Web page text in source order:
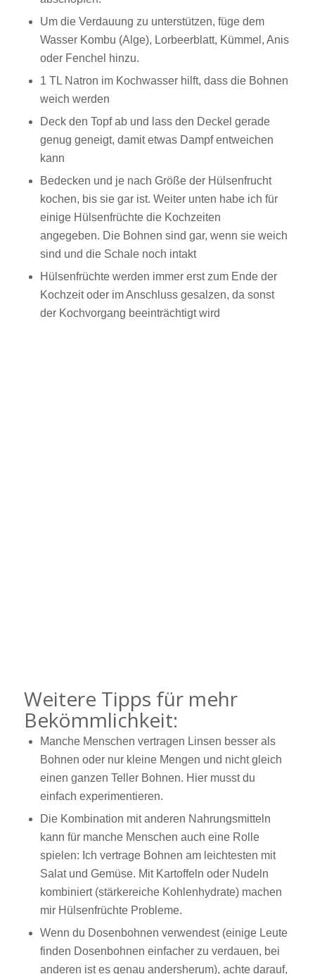
Um die Verdauung zu unterstützen, füge dem
Wasser Kombu (Alge), Lorbeerblatt, Kümmel, Anis
oder Fenchel hinzu.
1 TL Natron im Kochwasser hilft, dass die Bohnen
weich werden
Deck den Topf ab und lass den Deckel gerade
genug geneigt, damit etwas Dampf entweichen
kann
Bedecken und je nach Größe der Hülsenfrucht
kochen, bis sie gar ist. Weiter unten habe ich für
einige Hülsenfrüchte die Kochzeiten
angegeben. Die Bohnen sind gar, wenn sie weich
sind und die Schale noch intakt
Hülsenfrüchte werden immer erst zum Ende der
Kochzeit oder im Anschluss gesalzen, da sonst
der Kochvorgang beeinträchtigt wird
Weitere Tipps für mehr
Bekömmlichkeit:
Manche Menschen vertragen Linsen besser als
Bohnen oder nur kleine Mengen und nicht gleich
einen ganzen Teller Bohnen. Hier musst du
einfach experimentieren.
Die Kombination mit anderen Nahrungsmitteln
kann für manche Menschen auch eine Rolle
spielen: Ich vertrage Bohnen am leichtesten mit
Salat und Gemüse. Mit Kartoffeln oder Nudeln
kombiniert (stärkereiche Kohlenhydrate) machen
mir Hülsenfrüchte Probleme.
Wenn du Dosenbohnen verwendest (einige Leute
finden Dosenbohnen einfacher zu verdauen, bei
anderen ist es genau andersherum), achte darauf,